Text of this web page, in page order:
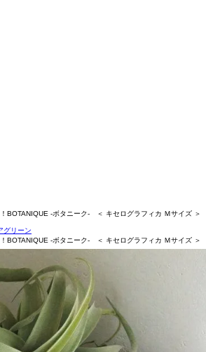
BOTANIQUE -ボタニーク- ＜ キセログラフィカ Ｍサイズ ＞
グリーン
BOTANIQUE -ボタニーク- ＜ キセログラフィカ Ｍサイズ ＞